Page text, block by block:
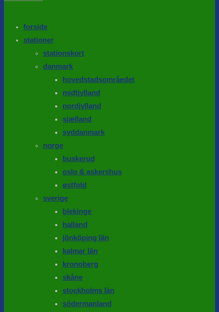
forside
stationer
stationskort
danmark
hovedstadsområedet
midtjylland
nordjylland
sjælland
syddanmark
norge
buskerud
oslo & askershus
østfold
sverige
blekinge
halland
jönköping län
kalmar län
kronoberg
skåne
stockholms län
södermanland